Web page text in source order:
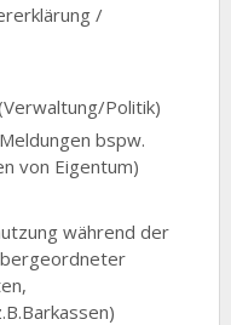
/
Politik)
bspw.
von Eigentum)
während der